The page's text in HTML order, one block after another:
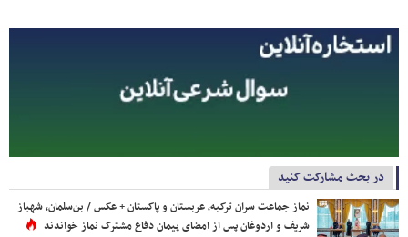
در بحث مشارکت کنید
نماز جماعت سران ترکیه، عربستان و پاکستان + عکس / بن‌سلمان، شهباز
شریف و اردوغان پس از امضای پیمان دفاع مشترک نماز خواندند